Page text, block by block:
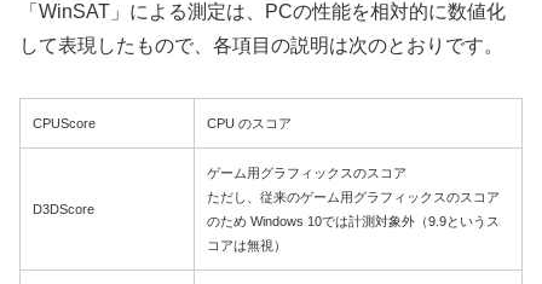
「WinSAT」による測定は、PCの性能を相対的に数値化
して表現したもので、各項目の説明は次のとおりです。
CPUScore CPU のスコア
D3DScore
ゲーム用グラフィックスのスコア
ただし、従来のゲーム用グラフィックスのスコア
のため Windows 10では計測対象外（9.9というス
コアは無視）